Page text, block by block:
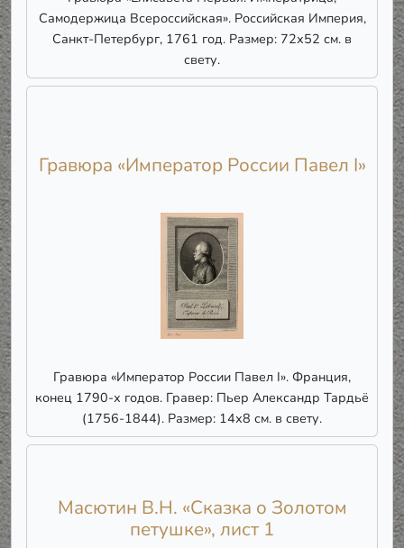
Самодержица Всероссийская». Российская Империя,
Санкт-Петербург, 1761 год. Размер: 72х52 см. в
свету.
Гравюра «Император России Павел I»
Гравюра «Император России Павел I». Франция,
конец 1790-х годов. Гравер: Пьер Александр Тардьё
(1756-1844). Размер: 14х8 см. в свету.
Масютин В.Н. «Сказка о Золотом
петушке», лист 1